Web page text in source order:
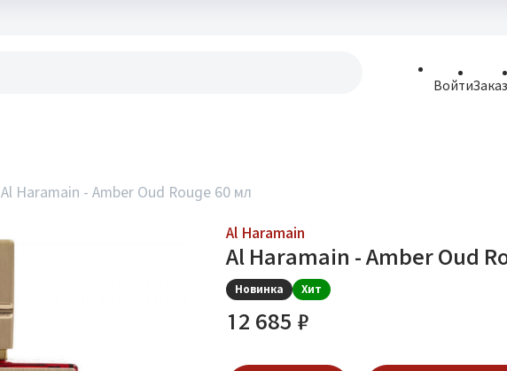
Войти
Al Haramain - Amber Oud Rouge 60 мл
Al Haramain
Al Haramain - Amber Oud
Новинка Хит
12 685 ₽